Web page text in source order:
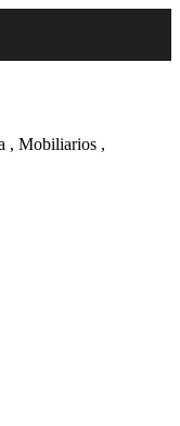
, Mobiliarios ,